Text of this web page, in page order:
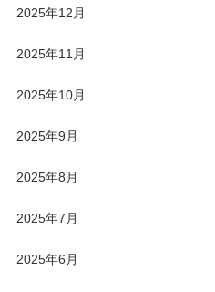
2025年12月
2025年11月
2025年10月
2025年9月
2025年8月
2025年7月
2025年6月